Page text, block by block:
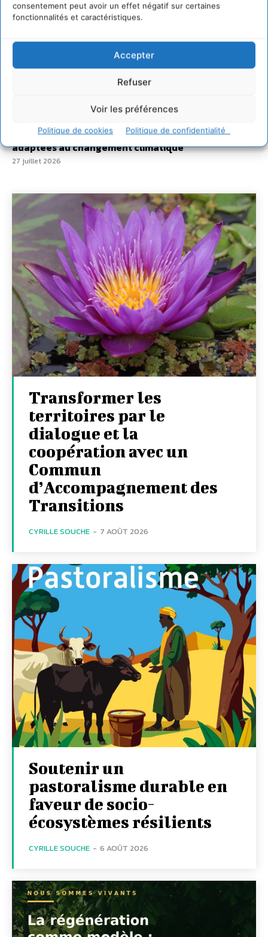
consentement peut avoir un effet négatif sur certaines
fonctionnalités et caractéristiques.
Accepter
Refuser
Voir les préférences
Politique de cookies Politique de confidentialité
Développer notre attention aux espèces vivantes
non humaines avec les communs de Zoepolis
Un kit citoyen pour lever les freins au
développement des forêts comestibles dans nos
villes
L’éco-anxiété informe et l’éco-lucidité transforme
7 indicateurs pour des villes résilientes et durables,
adaptées au changement climatique
27 juillet 2026
Transformer les
territoires par le
dialogue et la
coopération avec un
Commun
d’Accompagnement des
Transitions
CYRILLE SOUCHE - 7 AOÛT 2026
Soutenir un
pastoralisme durable en
faveur de socio-
écosystèmes résilients
CYRILLE SOUCHE - 6 AOÛT 2026